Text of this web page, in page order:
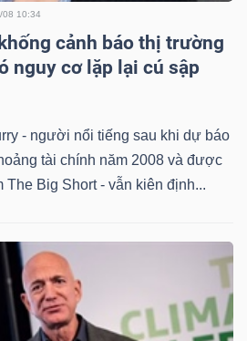
08 10:34
cảnh báo thị trường
nguy cơ lặp lại cú sập
- người nổi tiếng sau khi dự báo
tài chính năm 2008 và được
The Big Short - vẫn kiên định...